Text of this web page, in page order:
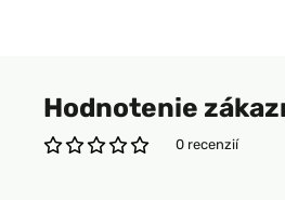
Hodnotenie
0 recenzií